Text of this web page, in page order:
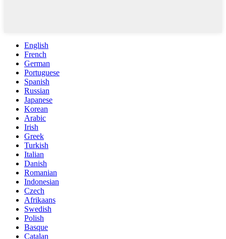
English
French
German
Portuguese
Spanish
Russian
Japanese
Korean
Arabic
Irish
Greek
Turkish
Italian
Danish
Romanian
Indonesian
Czech
Afrikaans
Swedish
Polish
Basque
Catalan